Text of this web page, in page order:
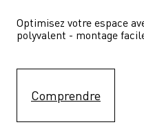
Optimisez votre espace
polyvalent - montage
Comprendre